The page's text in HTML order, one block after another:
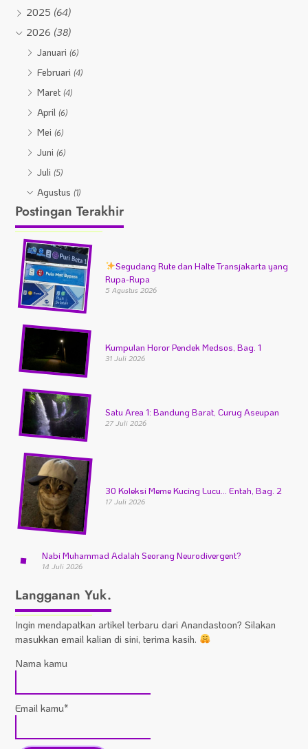
2025 (64)
2026 (38)
Januari(6)
Februari(4)
Maret(4)
April(6)
Mei(6)
Juni(6)
Juli(5)
Agustus(1)
Postingan Terakhir
Segudang Rute dan Halte Transjakarta yang
Rupa-Rupa
5 Agustus 2026
Kumpulan Horor Pendek Medsos, Bag. 1
31 Juli 2026
Satu Area 1: Bandung Barat, Curug Aseupan
27 Juli 2026
30 Koleksi Meme Kucing Lucu… Entah, Bag. 2
17 Juli 2026
Nabi Muhammad Adalah Seorang Neurodivergent?
14 Juli 2026
Langganan Yuk.
Ingin mendapatkan artikel terbaru dari Anandastoon? Silakan
masukkan email kalian di sini, terima kasih.
Nama kamu
Email kamu*